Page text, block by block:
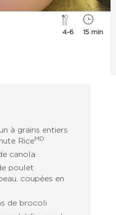
4-6 15 min
à grains entiers
RiceMD
canola
poulet
coupées en
de brocoli